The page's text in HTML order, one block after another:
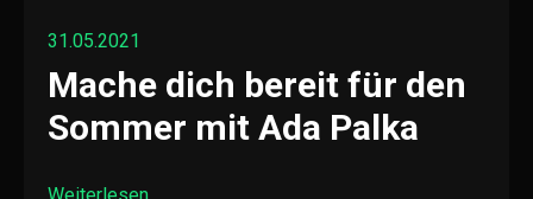
31.05.2021
Mache dich bereit für den
Sommer mit Ada Palka